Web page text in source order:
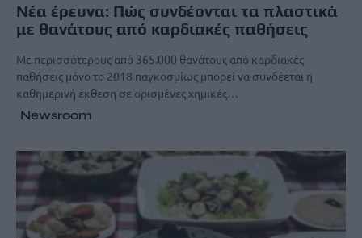
Νέα έρευνα: Πώς συνδέονται τα πλαστικά
με θανάτους από καρδιακές παθήσεις
Με περισσότερους από 365.000 θανάτους από καρδιακές
παθήσεις μόνο το 2018 παγκοσμίως μπορεί να συνδέεται η
καθημερινή έκθεση σε ορισμένες χημικές…
Newsroom